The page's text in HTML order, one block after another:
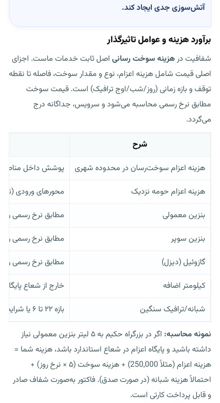
آتش‌سوزی جدی ایجاد کند.
برآورد هزینه و عوامل تاثیرگذار
شفافیت درهزینه سوخت رسانی اصل ثابت خدمات ماست. اجزای
اصلی قیمت شامل هزینه اعزام، نوع و مقدار سوخت، فاصله تا نقطه
توقف و بازه زمانی (روز/شب/اوج ترافیک) است. قیمت سوخت
مطابق نرخ رسمی محاسبه می‌شود و سرویس، جداگانه درج
می‌گردد.
شرح
هزینه اعزام سوخت‌رسان در محدوده شهری
پوشش داخل مناطق ۱ تا ۲۲ تهران
هزینه اعزام حومه نزدیک
محورهای ورودی
بنزین معمولی
مطابق نرخ رسمی
بنزین سوپر
مطابق نرخ رسمی
گازوئیل (دیزل)
مطابق نرخ رسمی
کیلومتر اضافه
خارج از شعاع پایگاه
شبانه/ترافیک سنگین
بازه ۲۲ تا ۶ یا شرایط ویژه ترافیکی
نمونه محاسبه:
اگر در بزرگراه حکیم به ۵ لیتر بنزین معمولی نیاز
داشته باشید و پایگاه اعزام در شعاع استاندارد باشد، هزینه شما =
هزینه اعزام (مثلاً 250,000) + هزینه سوخت (۵ × نرخ روز) +
احتمالاً هزینه شبانه (در صورت صدق). فاکتور به‌صورت شفاف صادر
و قابل پرداخت کارتی است.